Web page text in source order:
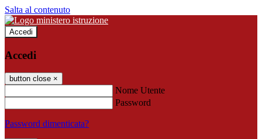
Salta al contenuto
Accedi
Accedi
button close ×
Nome Utente
Password
Password dimenticata?